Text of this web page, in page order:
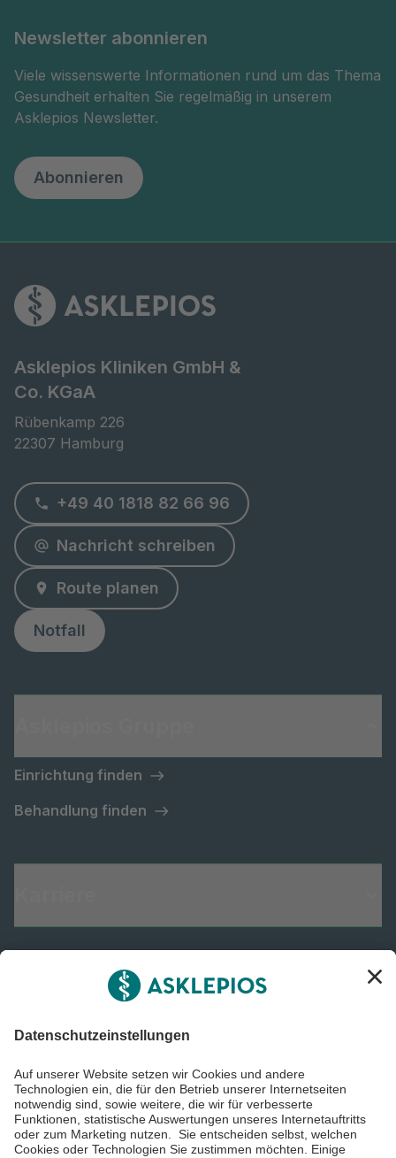
Newsletter abonnieren
Viele wissenswerte Informationen rund um das Thema
Gesundheit erhalten Sie regelmäßig in unserem
Asklepios Newsletter.
Abonnieren
Asklepios Kliniken GmbH &
Co. KGaA
Rübenkamp 226
22307 Hamburg
+49 40 1818 82 66 96
Nachricht schreiben
Route planen
Notfall
Einrichtung finden
Behandlung finden
Informiert bleiben